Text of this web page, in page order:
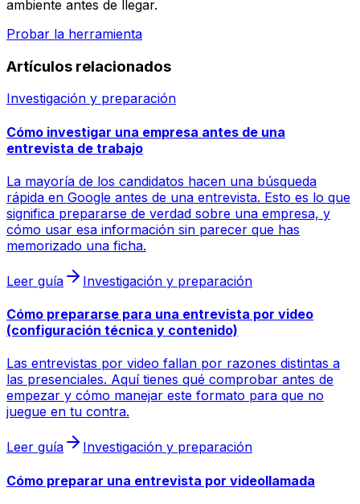
ambiente antes de llegar.
Probar la herramienta
Artículos relacionados
Investigación y preparación
Cómo investigar una empresa antes de una
entrevista de trabajo
La mayoría de los candidatos hacen una búsqueda
rápida en Google antes de una entrevista. Esto es lo que
significa prepararse de verdad sobre una empresa, y
cómo usar esa información sin parecer que has
memorizado una ficha.
Leer guía Investigación y preparación
Cómo prepararse para una entrevista por video
(configuración técnica y contenido)
Las entrevistas por video fallan por razones distintas a
las presenciales. Aquí tienes qué comprobar antes de
empezar y cómo manejar este formato para que no
juegue en tu contra.
Leer guía Investigación y preparación
Cómo preparar una entrevista por videollamada